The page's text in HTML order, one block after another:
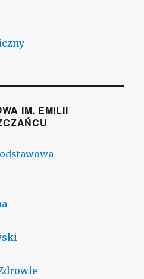
IM. EMILII